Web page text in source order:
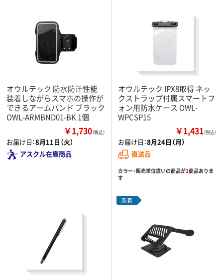
オウルテック 防水防汗性能
装着しながらスマホの操作が
できるアームバンド ブラック
OWL-ARMBND01-BK 1個
￥1,730（税込）
お届け日：8月11日（火）
アスクル在庫商品
オウルテック IPX8取得 ネッ
クストラップ付属スマートフ
ォン用防水ケース OWL-
WPCSP15
￥1,431（税込）
お届け日：8月24日（月）
直送品
カラー・販売単位違いの商品が2商品ありま
す
新着